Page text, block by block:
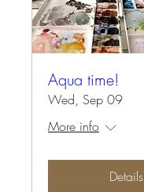
Aqua time!
Wed, Sep 09
More info
Details